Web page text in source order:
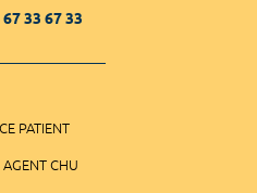
67 33 67 33
PATIENT
AGENT CHU